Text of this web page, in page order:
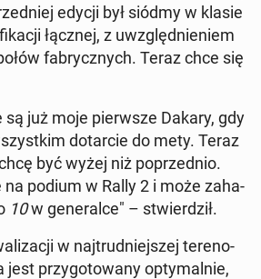
edycji był siódmy w klasie
łącznej, z uwzględ­nie­niem
fa­brycz­nych. Teraz chce się
są już moje pierw­sze Dakary, gdy
do­tar­cie do mety. Teraz
być wyżej niż po­przed­nio.
na podium w Rally 2 i może za­ha­
10w ge­ne­ral­ce" – stwier­dził.
w naj­trud­niej­szej te­re­no­
jest przy­go­to­wa­ny opty­mal­nie,